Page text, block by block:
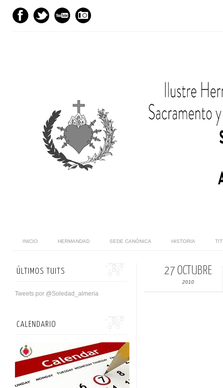
INICIO HERMANDAD SEDE CANÓNICA HISTORIA
27 OCTUBRE
2010
ÚLTIMOS TUITS
Tweets por @Soledad_almeria
CALENDARIO